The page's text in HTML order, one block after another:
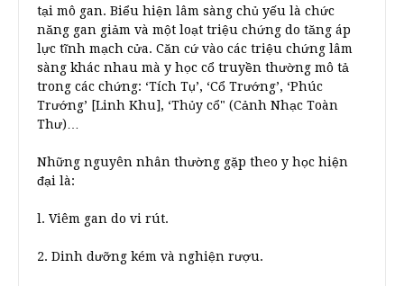
tại mô gan. Biểu hiện lâm sàng chủ yếu là chức
năng gan giảm và một loạt triệu chứng do tăng áp
lực tĩnh mạch cửa. Căn cứ vào các triệu chứng lâm
sàng khác nhau mà y học cổ truyền thường mô tả
trong các chứng: ‘Tích Tụ’, ‘Cổ Trướng’, ‘Phúc
Trướng’ [Linh Khu], ‘Thủy cổ" (Cảnh Nhạc Toàn
Thư)…
Những nguyên nhân thường gặp theo y học hiện
đại là:
l. Viêm gan do vi rút.
2. Dinh dưỡng kém và nghiện rượu.